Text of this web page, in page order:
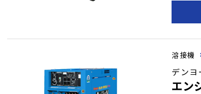
への
能で
は、省
溶接機
デンヨ
エン